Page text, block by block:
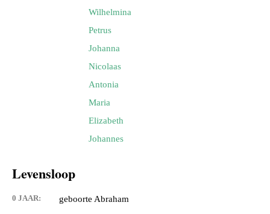
Wilhelmina
Petrus
Johanna
Nicolaas
Antonia
Maria
Elizabeth
Johannes
Levensloop
0 JAAR: geboorte Abraham